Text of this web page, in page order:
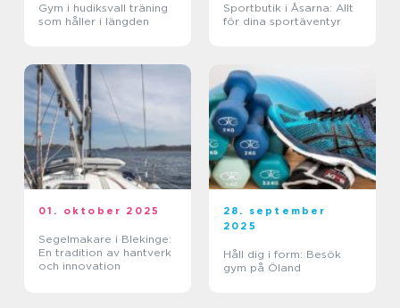
Gym i hudiksvall träning
som håller i längden
Sportbutik i Åsarna: Allt
för dina sportäventyr
01. oktober 2025
Segelmakare i Blekinge:
En tradition av hantverk
och innovation
28. september
2025
Håll dig i form: Besök
gym på Öland